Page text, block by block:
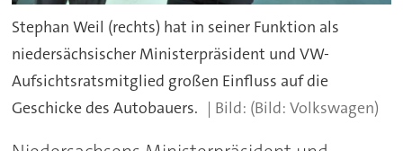
Stephan Weil (rechts) hat in seiner Funktion als
niedersächsischer Ministerpräsident und VW-
Aufsichtsratsmitglied großen Einfluss auf die
Geschicke des Autobauers.
(Bild: Volkswagen)